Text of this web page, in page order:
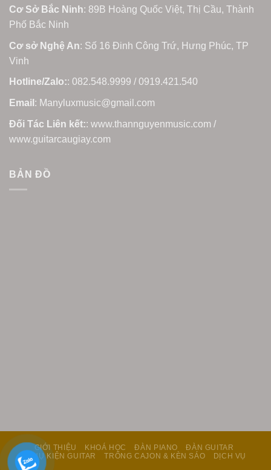
Cơ Sở Bắc Ninh: 89B Hoàng Quốc Việt, Thị Cầu, Thành
Phố Bắc Ninh
Cơ sở Nghệ An: Số 16 Đinh Công Trứ, Hưng Phúc, TP
Vinh
Hotline/Zalo:: 082.548.9999 / 0919.421.540
Email : Manyluxmusic@gmail.com
Đối Tác Liên kết:: www.thannguyenmusic.com /
www.guitarcaugiay.com
BẢN ĐỒ
GIỚI THIỆU KHOÁ HỌC ĐÀN PIANO
ĐÀN GUITAR
PHỤ KIỆN GUITAR
TRỐNG CAJON & KÈN SÁO DỊCH VỤ